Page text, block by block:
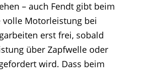
– auch Fendt gibt beim
volle Motorleistung bei
erst frei, sobald
über Zapfwelle oder
wird. Dass beim